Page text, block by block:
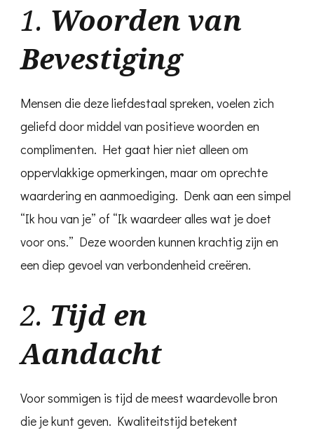
1. Woorden van
Bevestiging
Mensen die deze liefdestaal spreken, voelen zich
geliefd door middel van positieve woorden en
complimenten. Het gaat hier niet alleen om
oppervlakkige opmerkingen, maar om oprechte
waardering en aanmoediging. Denk aan een simpel
“Ik hou van je” of “Ik waardeer alles wat je doet
voor ons.” Deze woorden kunnen krachtig zijn en
een diep gevoel van verbondenheid creëren.
2. Tijd en
Aandacht
Voor sommigen is tijd de meest waardevolle bron
die je kunt geven. Kwaliteitstijd betekent